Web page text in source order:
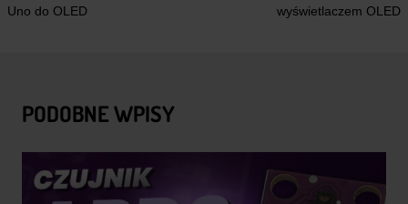
Uno do OLED wyświetlaczem OLED
PODOBNE WPISY